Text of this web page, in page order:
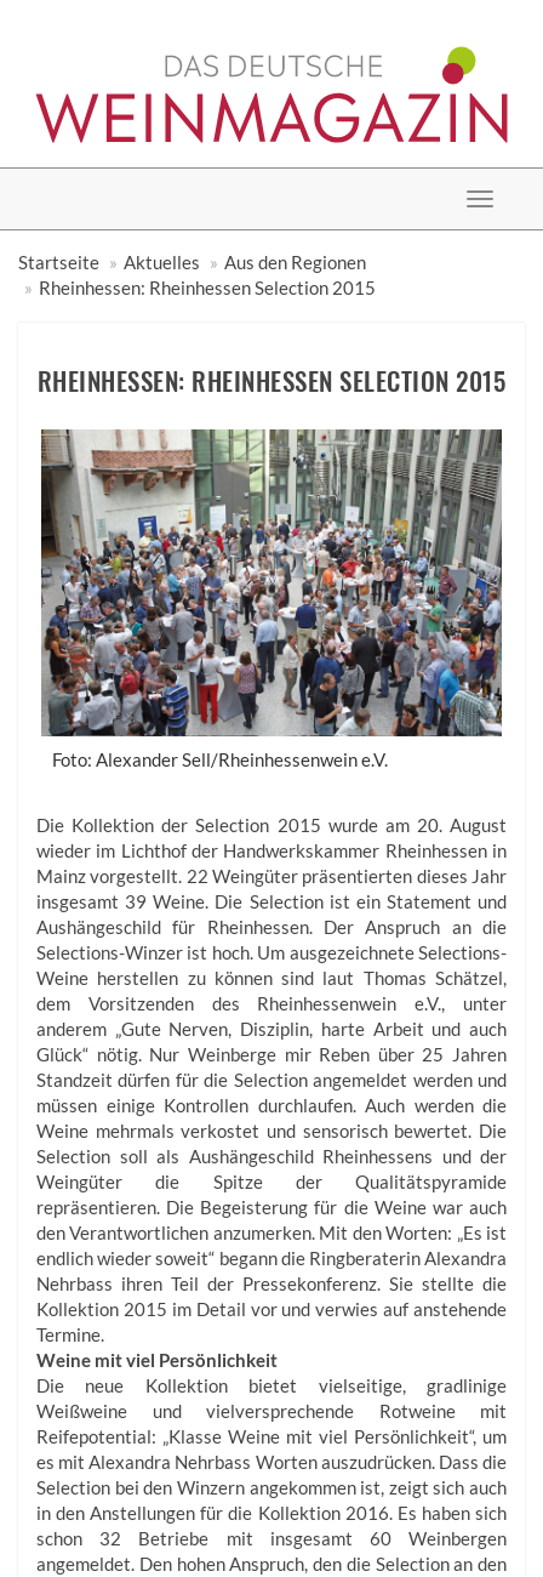
Toggle
Startseite
Aktuelles
Aus den Regionen
Rheinhessen: Rheinhessen Selection 2015
RHEINHESSEN: RHEINHESSEN SELECTION 2015
Foto: Alexander Sell/Rheinhessenwein e.V.
Die Kollektion der Selection 2015 wurde am 20. August
wieder im Lichthof der Handwerkskammer Rheinhessen in
Mainz vorgestellt. 22 Weingüter präsentierten dieses Jahr
insgesamt 39 Weine. Die Selection ist ein Statement und
Aushängeschild für Rheinhessen. Der Anspruch an die
Selections-Winzer ist hoch. Um ausgezeichnete Selections-
Weine herstellen zu können sind laut Thomas Schätzel,
dem Vorsitzenden des Rheinhessenwein e.V., unter
anderem „Gute Nerven, Disziplin, harte Arbeit und auch
Glück“ nötig. Nur Weinberge mir Reben über 25 Jahren
Standzeit dürfen für die Selection angemeldet werden und
müssen einige Kontrollen durchlaufen. Auch werden die
Weine mehrmals verkostet und sensorisch bewertet. Die
Selection soll als Aushängeschild Rheinhessens und der
Weingüter die Spitze der Qualitätspyramide
repräsentieren. Die Begeisterung für die Weine war auch
den Verantwortlichen anzumerken. Mit den Worten: „Es ist
endlich wieder soweit“ begann die Ringberaterin Alexandra
Nehrbass ihren Teil der Pressekonferenz. Sie stellte die
Kollektion 2015 im Detail vor und verwies auf anstehende
Termine.
Weine mit viel Persönlichkeit
Die neue Kollektion bietet vielseitige, gradlinige
Weißweine und vielversprechende Rotweine mit
Reifepotential: „Klasse Weine mit viel Persönlichkeit“, um
es mit Alexandra Nehrbass Worten auszudrücken. Dass die
Selection bei den Winzern angekommen ist, zeigt sich auch
in den Anstellungen für die Kollektion 2016. Es haben sich
schon 32 Betriebe mit insgesamt 60 Weinbergen
angemeldet. Den hohen Anspruch, den die Selection an den